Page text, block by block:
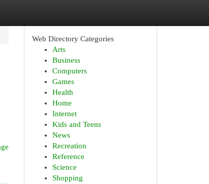
Web Directory Categories
Arts
Business
Computers
Games
Health
Home
Internet
Kids and Teens
News
Recreation
Reference
Science
Shopping